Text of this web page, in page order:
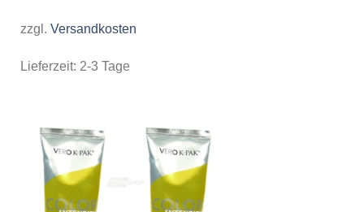
zzgl. Versandkosten
Lieferzeit: 2-3 Tage